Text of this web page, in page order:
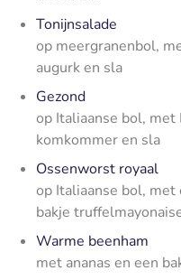
Tonijnsalade
op meergranenbol,
augurk en sla
Gezond
op Italiaanse bol, met
komkommer en sla
Ossenworst royaal
op Italiaanse bol, met
bakje
Warme beenham
met ananas en een